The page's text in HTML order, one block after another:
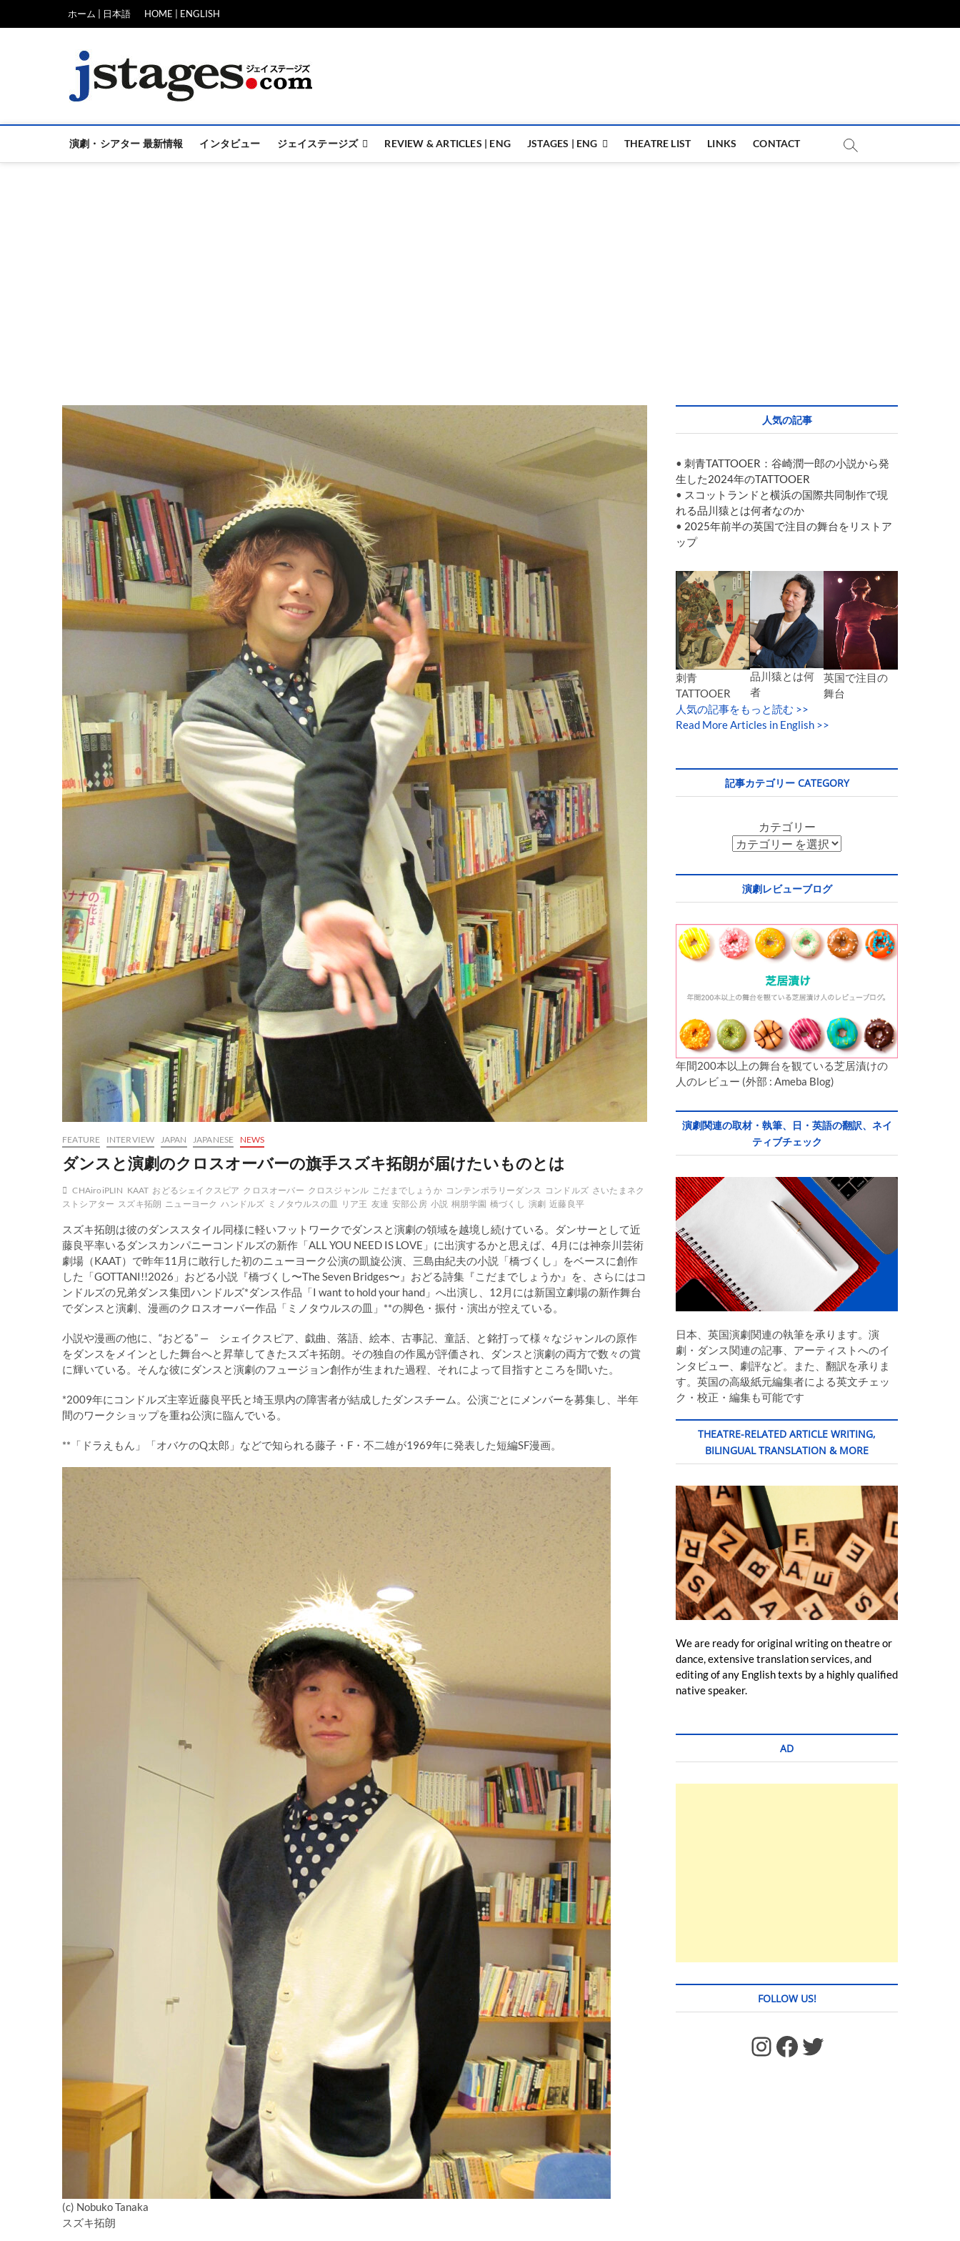
ホーム | 日本語 HOME | ENGLISH
演劇・シアター 最新情報 インタビュー ジェイステージズ REVIEW & ARTICLES | ENG JSTAGES | ENG THEATRE LIST LINKS CONTACT
FEATURE INTERVIEW JAPAN JAPANESE NEWS
ダンスと演劇のクロスオーバーの旗手スズキ拓朗が届けたいものとは
CHAiroiPLIN KAAT おどるシェイクスピア クロスオーバー クロスジャンル こだまでしょうか コンテンポラリーダンス コンドルズ さいたまネク
ストシアター スズキ拓朗 ニューヨーク ハンドルズ ミノタウルスの皿 リア王 友達 安部公房 小説 桐朋学園 橋づくし 演劇 近藤良平
スズキ拓朗は彼のダンススタイル同様に軽いフットワークでダンスと演劇の領域を越境し続けている。ダンサーとして近
藤良平率いるダンスカンパニーコンドルズの新作「ALL YOU NEED IS LOVE」に出演するかと思えば、4月には神奈川芸術
劇場（KAAT）で昨年11月に敢行した初のニューヨーク公演の凱旋公演、三島由紀夫の小説「橋づくし」をベースに創作
した「GOTTANI!!2026」おどる小説『橋づくし〜The Seven Bridges〜』おどる詩集『こだまでしょうか』を、さらにはコ
ンドルズの兄弟ダンス集団ハンドルズ*ダンス作品「I want to hold your hand」へ出演し、12月には新国立劇場の新作舞台
でダンスと演劇、漫画のクロスオーバー作品「ミノタウルスの皿」**の脚色・振付・演出が控えている。
小説や漫画の他に、“おどる” — シェイクスピア、戯曲、落語、絵本、古事記、童話、と銘打って様々なジャンルの原作
をダンスをメインとした舞台へと昇華してきたスズキ拓朗。その独自の作風が評価され、ダンスと演劇の両方で数々の賞
に輝いている。そんな彼にダンスと演劇のフュージョン創作が生まれた過程、それによって目指すところを聞いた。
*2009年にコンドルズ主宰近藤良平氏と埼玉県内の障害者が結成したダンスチーム。公演ごとにメンバーを募集し、半年
間のワークショップを重ね公演に臨んでいる。
**「ドラえもん」「オバケのQ太郎」などで知られる藤子・F・不二雄が1969年に発表した短編SF漫画。
(c) Nobuko Tanaka
スズキ拓朗
人気の記事
• 刺青TATTOOER：谷崎潤一郎の小説から発
生した2024年のTATTOOER
• スコットランドと横浜の国際共同制作で現
れる品川猿とは何者なのか
• 2025年前半の英国で注目の舞台をリストア
ップ
刺青
TATTOOER
品川猿とは何
者
英国で注目の
舞台
人気の記事をもっと読む >>
Read More Articles in English >>
記事カテゴリー CATEGORY
カテゴリー
演劇レビューブログ
年間200本以上の舞台を観ている芝居漬けの
人のレビュー (外部 : Ameba Blog)
演劇関連の取材・執筆、日・英語の翻訳、ネイ
ティブチェック
日本、英国演劇関連の執筆を承ります。演
劇・ダンス関連の記事、アーティストへのイ
ンタビュー、劇評など。また、翻訳を承りま
す。英国の高級紙元編集者による英文チェッ
ク・校正・編集も可能です
THEATRE-RELATED ARTICLE WRITING,
BILINGUAL TRANSLATION & MORE
We are ready for original writing on theatre or
dance, extensive translation services, and
editing of any English texts by a highly qualified
native speaker.
AD
FOLLOW US!
https://www.facebook.com/jstages/ Facebook Twitter